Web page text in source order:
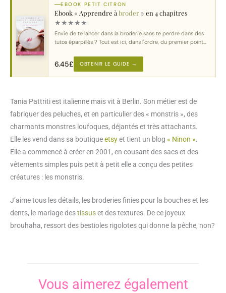
EBOOK PETIT CITRON
Ebook « Apprendre àbroder» en 4 chapitres
★★★★★
Envie de te lancer dans la broderie sans te perdre dans des
tutos éparpillés ? Tout est ici, dans l'ordre, du premier point
6.45£ OBTENIR LE GUIDE →
Tania Pattriti est italienne mais vit à Berlin. Son métier est de
fabriquer des peluches, et en particulier des « monstris », des
charmants monstres loufoques, déjantés et très attachants.
Elle les vend dans sa boutiqueetsyet tient un blog « Ninon ».
Elle a commencé à créer en 2001, en cousant des sacs et des
vêtements simples puis petit à petit elle a conçu des petites
créatures : les monstris.
J’aime tous les détails, les broderies finies pour la bouches et les
dents, le mariage destissuset des textures. De ce joyeux
brouhaha, ressort des bestioles rigolotes qui donne la pêche, non?
Vous aimerez également